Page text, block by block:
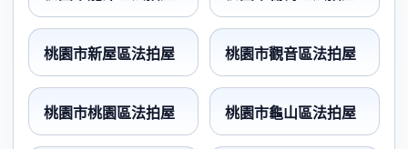
桃園市新屋區法拍屋 桃園市觀音區法拍屋
桃園市桃園區法拍屋 桃園市龜山區法拍屋